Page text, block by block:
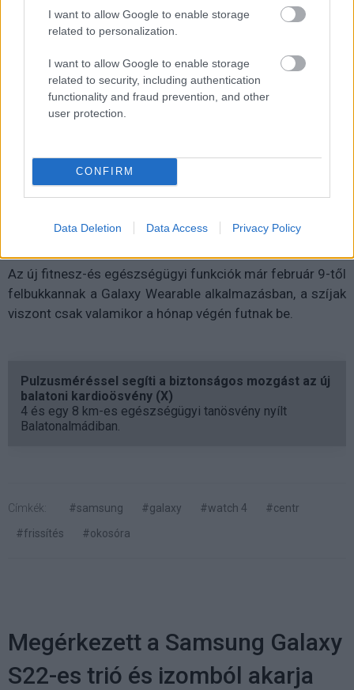
I want to allow Google to enable storage
related to personalization.
I want to allow Google to enable storage
related to security, including authentication
functionality and fraud prevention, and other
user protection.
CONFIRM
Data Deletion Data Access Privacy Policy
kapcsán sem közölt a gyártó. A szoftveres frissítésen
túl 6 új szíj is érkezik szilikon, szövet és fém kivitelben:
Az új fitnesz-és egészségügyi funkciók már február 9-től
felbukkannak a Galaxy Wearable alkalmazásban, a szíjak
viszont csak valamikor a hónap végén futnak be.
Pulzusméréssel segíti a biztonságos mozgást az új
balatoni kardioösvény (X)
4 és egy 8 km-es egészségügyi tanösvény nyílt
Balatonalmádiban.
Címkék: #samsung #galaxy #watch 4
#centr
#frissítés
#okosóra
Megérkezett a Samsung Galaxy
S22-es trió és izomból akarja